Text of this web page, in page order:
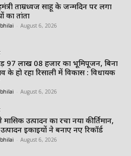
ताम्रध्वज साहू के जन्मदिन पर लगा
का तांता
August 6, 2026
97 लाख 08 हजार का भूमिपूजन, बिना
के हो रहा रिसाली में विकास : विधायक
August 6, 2026
मासिक उत्पादन का रचा नया कीर्तिमान,
इकाइयों ने बनाए नए रिकॉर्ड
August 6, 2026